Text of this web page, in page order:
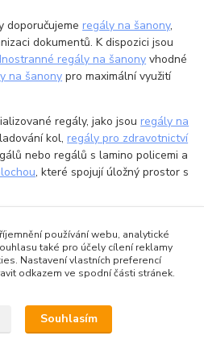
doporučujemeregály na šanony,
dokumentů. K dispozici jsou
regály na šanony vhodné
na šanony pro maximální využití
regály, jako jsouregály na
kol,regály pro zdravotnictví
nebo regálů s lamino policemi a
, které spojují úložný prostor s
,regál do skladuneboregál na
řešení za výhodnou cenu.
používání webu, analytické
také pro účely cílení reklamy
Nastavení vlastních preferencí
odkazem ve spodní části stránek.
Souhlasím